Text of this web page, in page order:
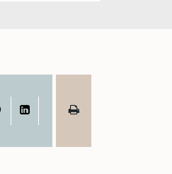
WhatsAppLinkedIn